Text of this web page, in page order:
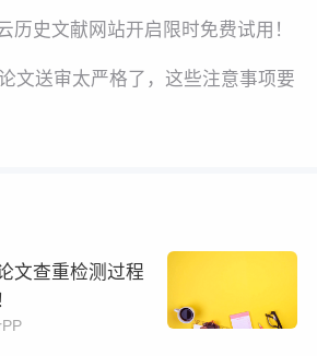
历史文献网站开启限时免费试用！
文送审太严格了，这些注意事项要
文查重检测过程